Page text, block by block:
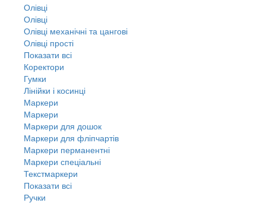
Олівці
Олівці
Олівці механічні та цангові
Олівці прості
Показати всі
Коректори
Гумки
Лінійки і косинці
Маркери
Маркери
Маркери для дошок
Маркери для фліпчартів
Маркери перманентні
Маркери спеціальні
Текстмаркери
Показати всі
Ручки